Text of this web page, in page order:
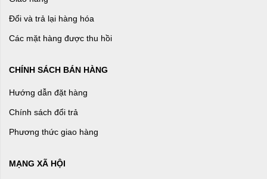
Đổi và trả lại hàng hóa
Các mặt hàng được thu hồi
CHÍNH SÁCH BÁN HÀNG
Hướng dẫn đặt hàng
Chính sách đổi trả
Phương thức giao hàng
MẠNG XÃ HỘI